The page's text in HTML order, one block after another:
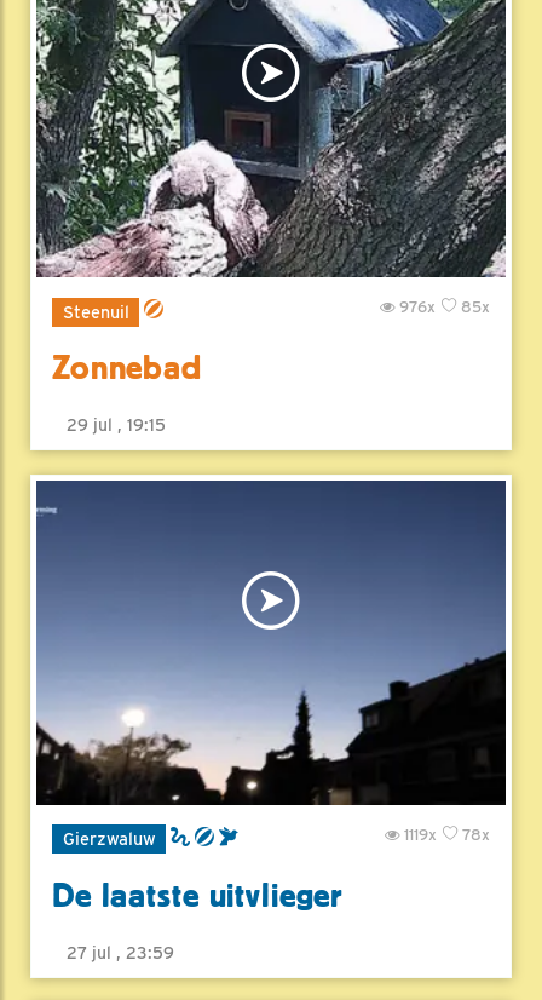
Steenuil 85x
976x
Zonnebad
29 jul , 19:15
Gierzwaluw 78x
1119x
De laatste uitvlieger
27 jul , 23:59